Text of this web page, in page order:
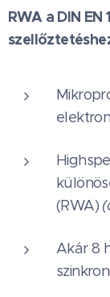
RWA a DIN
(RWA)
Akár 8